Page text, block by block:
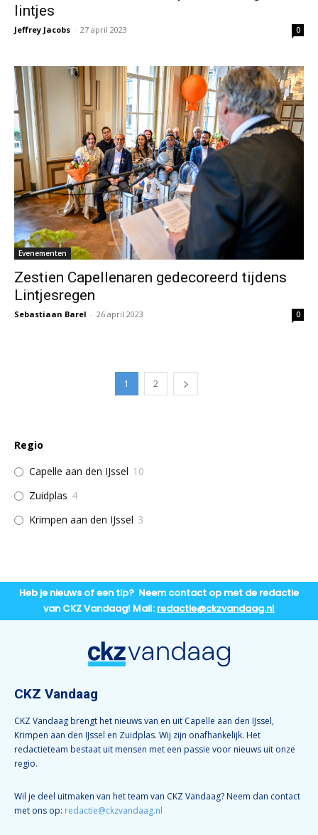
lintjes
Jeffrey Jacobs - 27 april 2023 0
Evenementen
Zestien Capellenaren gedecoreerd tijdens
Lintjesregen
Sebastiaan Barel - 26 april 2023 0
1 2
Regio
Capelle aan den IJssel 10
Zuidplas 4
Krimpen aan den IJssel 3
Heb je nieuws of een tip? Neem contact op met de redactie
van CKZ Vandaag! Mail: redactie@ckzvandaag.nl
CKZ Vandaag
CKZ Vandaag brengt het nieuws van en uit Capelle aan den IJssel,
Krimpen aan den IJssel en Zuidplas. Wij zijn onafhankelijk. Het
redactieteam bestaat uit mensen met een passie voor nieuws uit onze
regio.
Wil je deel uitmaken van het team van CKZ Vandaag? Neem dan contact
met ons op: redactie@ckzvandaag.nl